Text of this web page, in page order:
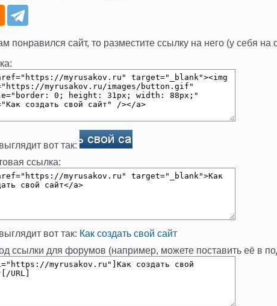
понравился сайт, то разместите ссылку на него (у себя на
вот так:
ссылка:
вот так: Как создать свой сайт
ссылки для форумов (например, можете поставить её в